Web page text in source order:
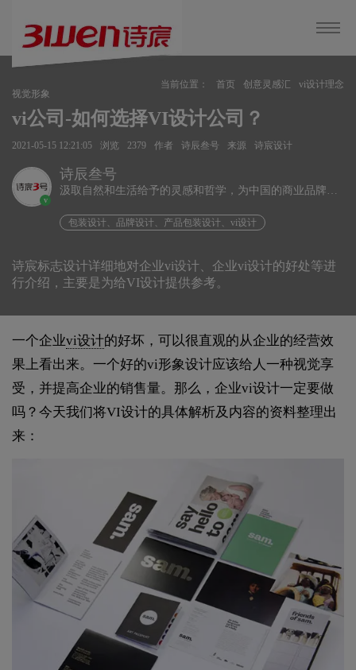
当前位置： 首页 创意灵感汇
vi设计理念
视觉形象
vi公司-如何选择VI设计公司？
2021-05-15 12:21:05 浏览 2379 作者 诗辰叁号 来源 诗宸设计
v
诗辰叁号
汲取自然和生活给予的灵感和哲学，为中国的商业品牌发
包装设计、品牌设计、产品包装设计、vi设计
诗宸标志设计详细地对企业vi设计、企业vi设计的好处等进
行介绍，主要是为给VI设计提供参考。
一个企业vi设计的好坏，可以很直观的从企业的经营效
果上看出来。一个好的vi形象设计应该给人一种视觉享
受，并提高企业的销售量。那么，企业vi设计一定要做
吗？今天我们将VI设计的具体解析及内容的资料整理出
来：